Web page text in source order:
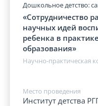
Дошкольное детство:
«Сотрудничество
научных идей
ребенка в
образования»
Научно-практическая
Место проведения
Институт детства